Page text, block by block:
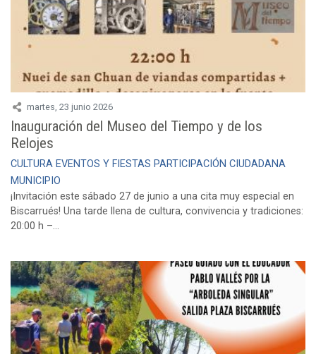
martes, 23 junio 2026
Inauguración del Museo del Tiempo y de los
Relojes
CULTURA EVENTOS Y FIESTAS PARTICIPACIÓN CIUDADANA
MUNICIPIO
¡Invitación este sábado 27 de junio a una cita muy especial en
Biscarrués! Una tarde llena de cultura, convivencia y tradiciones:
20:00 h –...